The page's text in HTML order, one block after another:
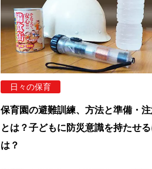
日々の保育
保育園の避難訓練、方法と準備・
とは？子どもに防災意識を持たせ
は？